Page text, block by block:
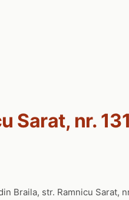
Sarat, nr.
Braila, str. Ramnicu Sarat,